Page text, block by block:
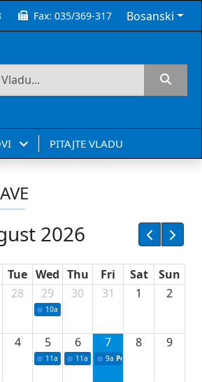
Fax:035/369-317 Bosanski
PITAJTE VLADU
2026
Tue Wed Thu Fri Sat
Sun
28 29
10a Potpisivanje ugovora sa neprofitnim
30 31 1 2
4 5
11a Potpisivanje ugovora o stipendijama
6
11a Podrška razvoju vodne
7
9a Početak izgradnje nove
8 9